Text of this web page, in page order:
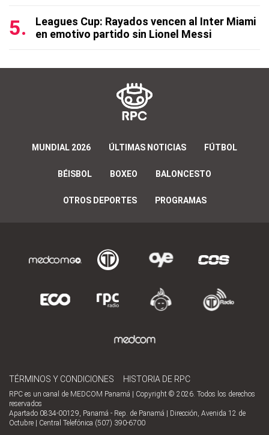
Leagues Cup: Rayados vencen al Inter Miami
en emotivo partido sin Lionel Messi
MUNDIAL 2026 ÚLTIMAS NOTICIAS FÚTBOL
BÉISBOL BOXEO BALONCESTO
OTROS DEPORTES PROGRAMAS
TÉRMINOS Y CONDICIONES HISTORIA DE RPC
RPC es un canal de MEDCOM Panamá | Copyright © 2026. Todos los derechos
reservados
Apartado 0834-00129, Panamá - Rep. de Panamá | Dirección, Avenida 12 de
Octubre | Central Telefónica (507) 390-6700